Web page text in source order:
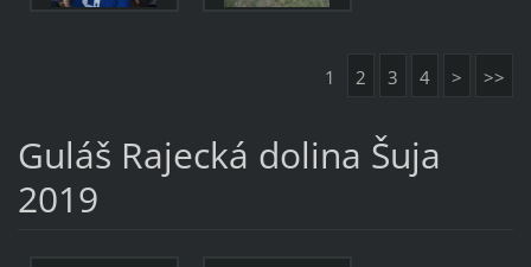
1 2 3 4 > >>
Guláš Rajecká dolina Šuja
2019